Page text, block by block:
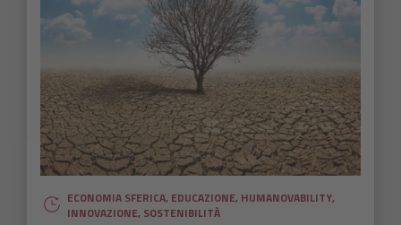
ECONOMIA SFERICA, EDUCAZIONE, HUMANOVABILITY,
INNOVAZIONE, SOSTENIBILITÀ